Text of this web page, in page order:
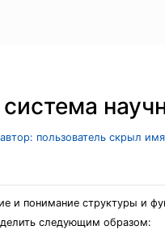
система
пользователь скрыл имя
и понимание структуры и
следующим образом: